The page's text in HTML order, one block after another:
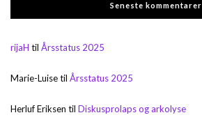
Seneste kommentarer
rijaH til Årsstatus 2025
Marie-Luisetil Årsstatus 2025
Herluf Eriksen til Diskusprolaps og arkolyse